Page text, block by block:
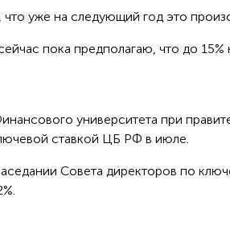
уже на следующий год это
пока предполагаю, что до 15%
университета при
ставкой ЦБ РФ в июле.
Совета директоров по